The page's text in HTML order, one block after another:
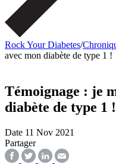
Rock Your Diabetes/
avec mon diabète de type 1 !
Témoignage : je
diabète de type 1 !
Date 11 Nov 2021
Partager